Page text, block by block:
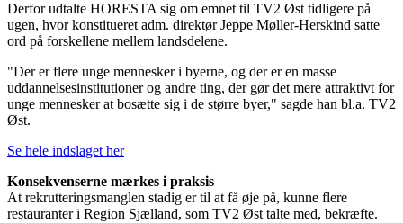
Derfor udtalte HORESTA sig om emnet til TV2 Øst tidligere på
ugen, hvor konstitueret adm. direktør Jeppe Møller-Herskind satte
ord på forskellene mellem landsdelene.
"Der er flere unge mennesker i byerne, og der er en masse
uddannelsesinstitutioner og andre ting, der gør det mere attraktivt for
unge mennesker at bosætte sig i de større byer," sagde han bl.a. TV2
Øst.
Se hele indslaget her
Konsekvenserne mærkes i praksis
At rekrutteringsmanglen stadig er til at få øje på, kunne flere
restauranter i Region Sjælland, som TV2 Øst talte med, bekræfte.